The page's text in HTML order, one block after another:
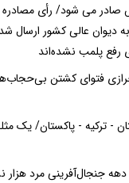
می شود/ رأی مصادره
دیوان عالی کشور ارسال
رفع پلمب نشده‌اند
فتوای کشتن
- ترکیه - پاکستان/ یک